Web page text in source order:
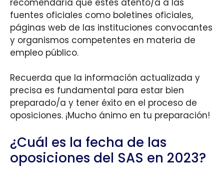
fuentes oficiales como boletines oficiales,
páginas web de las instituciones convocantes
y organismos competentes en materia de
empleo público.
Recuerda que la información actualizada y
precisa es fundamental para estar bien
preparado/a y tener éxito en el proceso de
oposiciones. ¡Mucho ánimo en tu preparación!
¿Cuál es la fecha de las
oposiciones del SAS en 2023?